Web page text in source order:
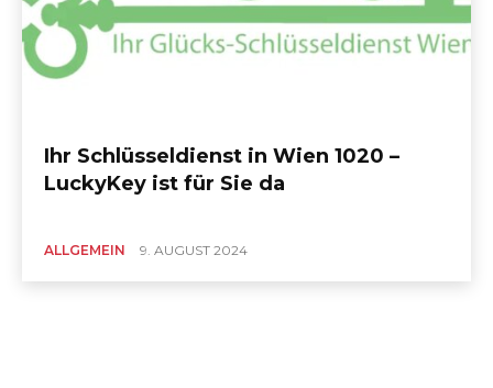
Ihr Schlüsseldienst in Wien 1020 –
LuckyKey ist für Sie da
ALLGEMEIN 9. AUGUST 2024